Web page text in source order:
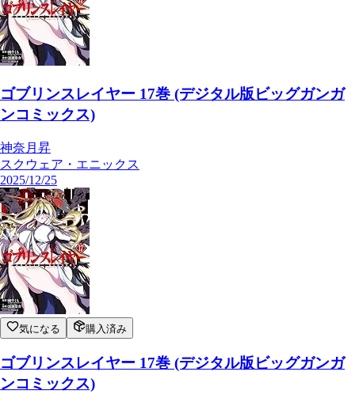
ゴブリンスレイヤー 17巻 (デジタル版ビッグガンガ
ンコミックス)
神奈月昇
スクウェア・エニックス
2025/12/25
気になる 購入済み
ゴブリンスレイヤー 17巻 (デジタル版ビッグガンガ
ンコミックス)